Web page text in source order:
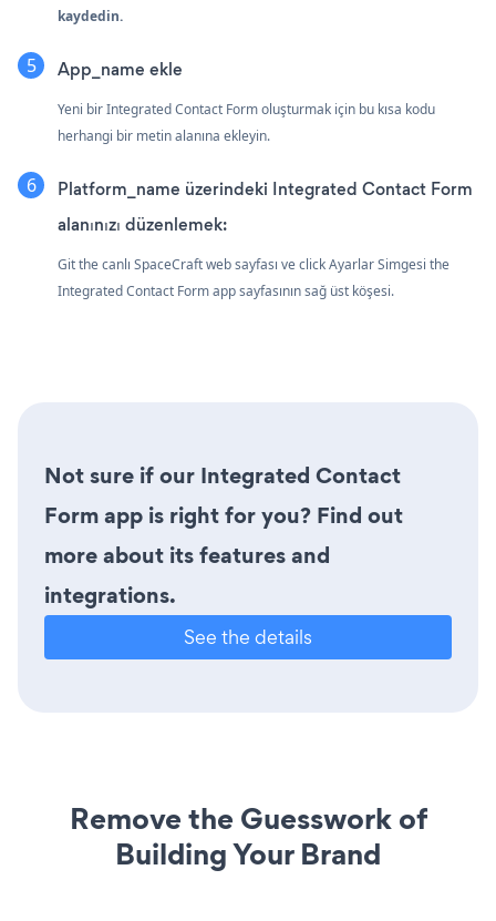
kaydedin.
App_name ekle
Yeni bir Integrated Contact Form oluşturmak için bu kısa kodu
herhangi bir metin alanına ekleyin.
Platform_name üzerindeki Integrated Contact Form
alanınızı düzenlemek:
Git the canlı SpaceCraft web sayfası ve click Ayarlar Simgesi the
Integrated Contact Form app sayfasının sağ üst köşesi.
Not sure if our Integrated Contact
Form app is right for you? Find out
more about its features and
integrations.
See the details
Remove the Guesswork of
Building Your Brand